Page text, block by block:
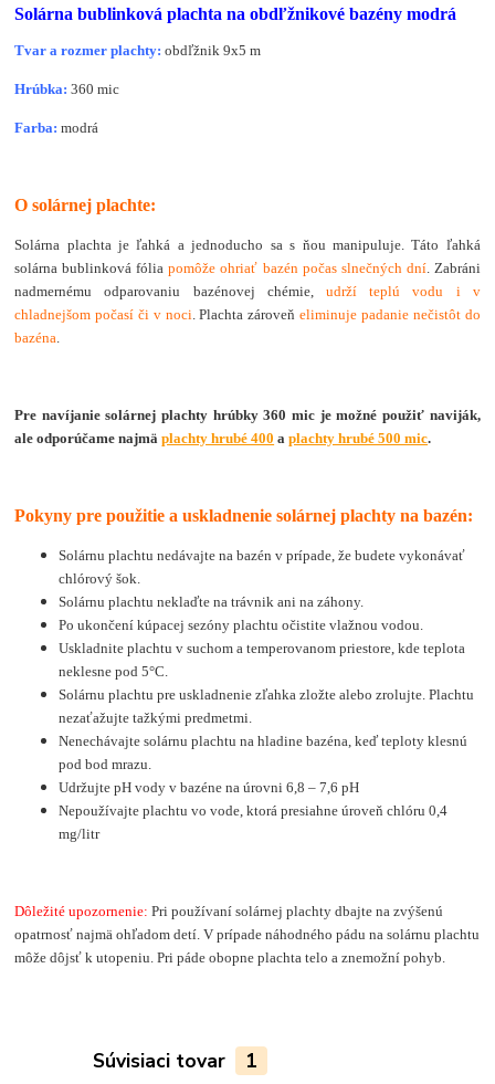
Solárna bublinková plachta na obdľžnikové bazény modrá
Tvar a rozmer plachty: obdľžnik 9x5 m
Hrúbka: 360 mic
Farba: modrá
O solárnej plachte:
Solárna plachta je ľahká a jednoducho sa s ňou manipuluje. Táto ľahká
solárna bublinková fóliapomôže ohriať bazén počas slnečných dní. Zabráni
nadmernému odparovaniu bazénovej chémie, udrží teplú vodu i v
chladnejšom počasí či v noci . Plachta zároveňeliminuje padanie nečistôt do
bazéna
Pre navíjanie solárnej plachty hrúbky 360 mic je možné použiť naviják,
ale odporúčame najmäplachty hrubé 400 aplachty hrubé 500 mic.
Pokyny pre použitie a uskladnenie solárnej plachty na bazén:
Solárnu plachtu nedávajte na bazén v prípade, že budete vykonávať
chlórový šok.
Solárnu plachtu neklaďte na trávnik ani na záhony.
Po ukončení kúpacej sezóny plachtu očistite vlažnou vodou.
Uskladnite plachtu v suchom a temperovanom priestore, kde teplota
neklesne pod 5°C.
Solárnu plachtu pre uskladnenie zľahka zložte alebo zrolujte. Plachtu
nezaťažujte tažkými predmetmi.
Nenechávajte solárnu plachtu na hladine bazéna, keď teploty klesnú
pod bod mrazu.
Udržujte pH vody v bazéne na úrovni 6,8 – 7,6 pH
Nepoužívajte plachtu vo vode, ktorá presiahne úroveň chlóru 0,4
mg/litr
Dôležité upozornenie: Pri používaní solárnej plachty dbajte na zvýšenú
opatrnosť najmä ohľadom detí. V prípade náhodného pádu na solárnu plachtu
môže dôjsť k utopeniu. Pri páde obopne plachta telo a znemožní pohyb.
Súvisiaci tovar 1